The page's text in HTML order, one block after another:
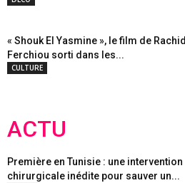
« Shouk El Yasmine », le film de Rachid
Ferchiou sorti dans les...
CULTURE
ACTU
Première en Tunisie : une intervention
chirurgicale inédite pour sauver un...